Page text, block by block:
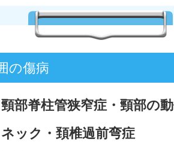
の傷病
部脊柱管狭窄症・頸部の
ック・頚椎過前弯症